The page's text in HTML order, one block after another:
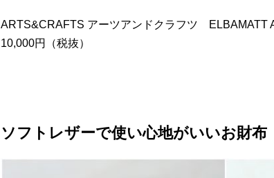
ARTS&CRAFTS アーツアンドクラフツ ELBAMATT
10,000円（税抜）
ソフトレザーで使い心地がいいお財布